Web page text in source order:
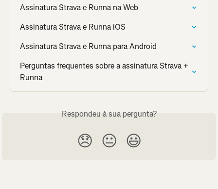
Assinatura Strava e Runna na Web
Assinatura Strava e Runna iOS
Assinatura Strava e Runna para Android
Perguntas frequentes sobre a assinatura Strava +
Runna
Respondeu à sua pergunta?
😞 😐 😃